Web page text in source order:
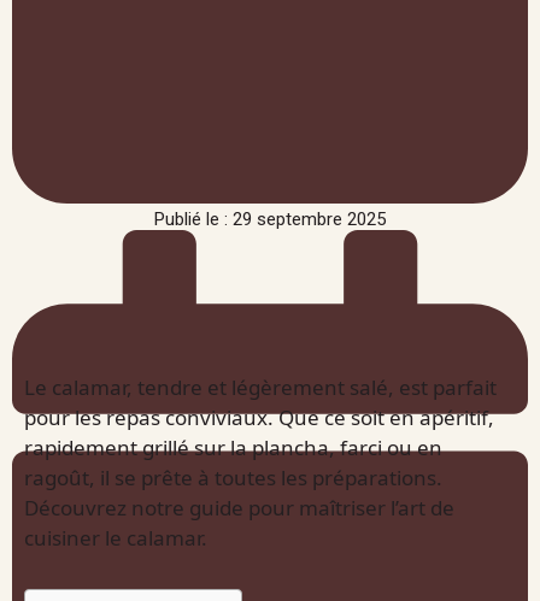
Publié le : 29 septembre 2025
Le calamar, tendre et légèrement salé, est parfait
pour les repas conviviaux. Que ce soit en apéritif,
rapidement grillé sur la plancha, farci ou en
ragoût, il se prête à toutes les préparations.
Découvrez notre guide pour maîtriser l’art de
cuisiner le calamar.